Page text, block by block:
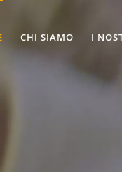
CHI SIAMO I